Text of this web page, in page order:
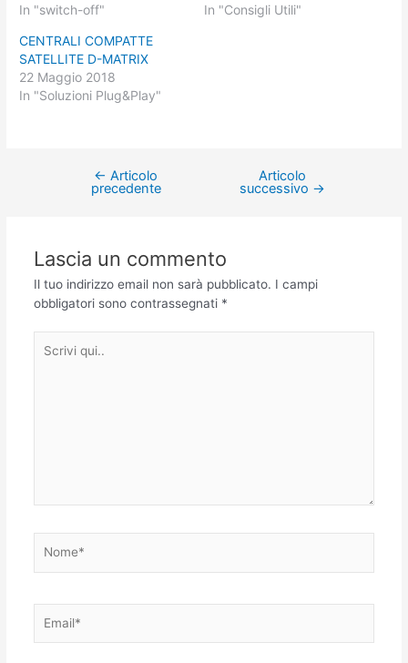
In "switch-off"
In "Consigli Utili"
CENTRALI COMPATTE
SATELLITE D-MATRIX
22 Maggio 2018
In "Soluzioni Plug&Play"
← Articolo
precedente
Articolo
successivo →
Lascia un commento
Il tuo indirizzo email non sarà pubblicato. I campi
obbligatori sono contrassegnati *
qui..